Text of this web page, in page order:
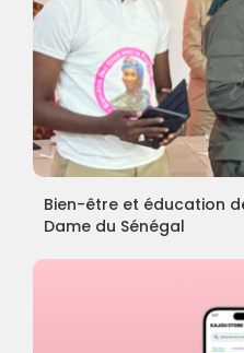
Bien-être et éducation
Dame du Sénégal